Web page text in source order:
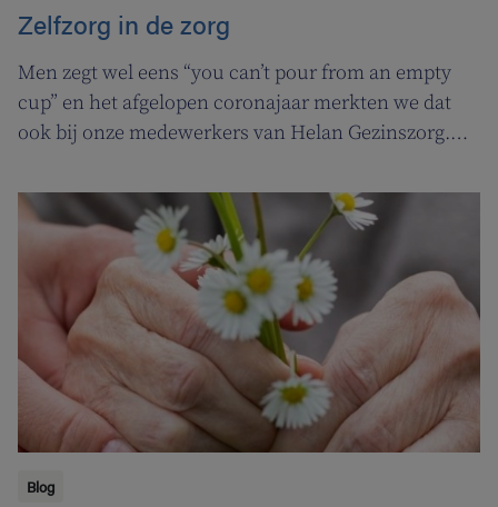
Zelfzorg in de zorg
Men zegt wel eens “you can’t pour from an empty
cup” en het afgelopen coronajaar merkten we dat
ook bij onze medewerkers van Helan Gezinszorg.
zuurstoflijn om ook onze eigen verzorgenden de
nodige ademruimte te geven zodat ze nog beter voor
hun klanten kunnen zorgen.
Blog